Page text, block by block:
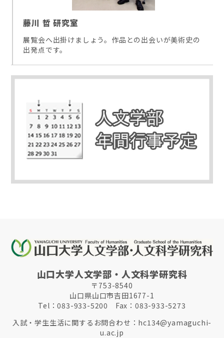
藤川 哲 研究室
展覧会へ出掛けましょう。作品との出会いが美術史の
出発点です。
山口大学人文学部・人文科学研究科
〒753-8540
山口県山口市吉田1677-1
Tel：083-933-5200 Fax：083-933-5273
入試・学生生活に関するお問合わせ： hc134@yamaguchi-
u.ac.jp